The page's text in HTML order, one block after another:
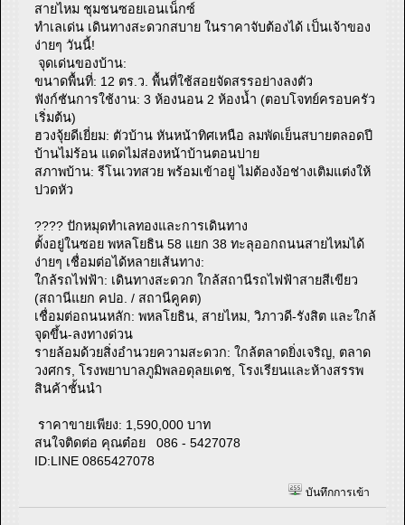
สายไหม ชุมชนซอยเอนเน็กซ์
ทำเลเด่น เดินทางสะดวกสบาย ในราคาจับต้องได้ เป็นเจ้าของ
ง่ายๆ วันนี้!
จุดเด่นของบ้าน:
ขนาดพื้นที่: 12 ตร.ว. พื้นที่ใช้สอยจัดสรรอย่างลงตัว
ฟังก์ชันการใช้งาน: 3 ห้องนอน 2 ห้องน้ำ (ตอบโจทย์ครอบครัว
เริ่มต้น)
ฮวงจุ้ยดีเยี่ยม: ตัวบ้าน หันหน้าทิศเหนือ ลมพัดเย็นสบายตลอดปี
บ้านไม่ร้อน แดดไม่ส่องหน้าบ้านตอนบ่าย
สภาพบ้าน: รีโนเวทสวย พร้อมเข้าอยู่ ไม่ต้องง้อช่างเติมแต่งให้
ปวดหัว
???? ปักหมุดทำเลทองและการเดินทาง
ตั้งอยู่ในซอย พหลโยธิน 58 แยก 38 ทะลุออกถนนสายไหมได้
ง่ายๆ เชื่อมต่อได้หลายเส้นทาง:
ใกล้รถไฟฟ้า: เดินทางสะดวก ใกล้สถานีรถไฟฟ้าสายสีเขียว
(สถานีแยก คปอ. / สถานีคูคต)
เชื่อมต่อถนนหลัก: พหลโยธิน, สายไหม, วิภาวดี-รังสิต และใกล้
จุดขึ้น-ลงทางด่วน
รายล้อมด้วยสิ่งอำนวยความสะดวก: ใกล้ตลาดยิ่งเจริญ, ตลาด
วงศกร, โรงพยาบาลภูมิพลอดุลยเดช, โรงเรียนและห้างสรรพ
สินค้าชั้นนำ
ราคาขายเพียง: 1,590,000 บาท
สนใจติดต่อ คุณต๋อย 086 - 5427078
ID:LINE 0865427078
บันทึกการเข้า